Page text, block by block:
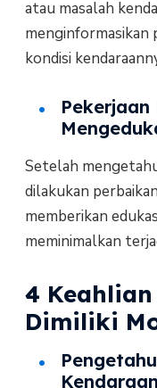
atau masalah
kondisi
Setelah
dilakukan
memberikan
meminimalkan
4
Dimiliki
Kendaraan